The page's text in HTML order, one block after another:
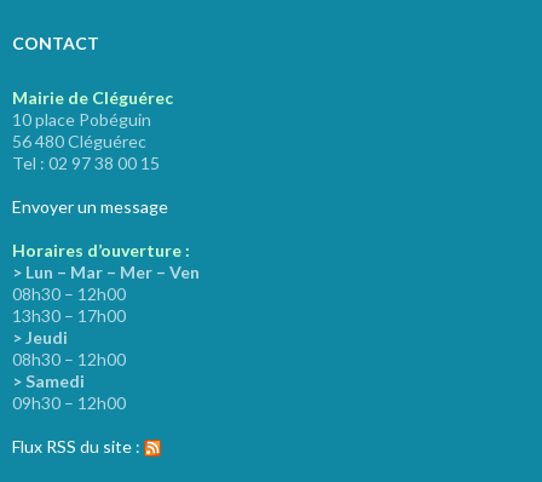
CONTACT
Mairie de Cléguérec
10 place Pobéguin
56 480 Cléguérec
Tel : 02 97 38 00 15
Envoyer un message
Horaires d’ouverture :
> Lun – Mar – Mer – Ven
08h30 – 12h00
13h30 – 17h00
> Jeudi
08h30 – 12h00
> Samedi
09h30 – 12h00
Flux RSS du site :